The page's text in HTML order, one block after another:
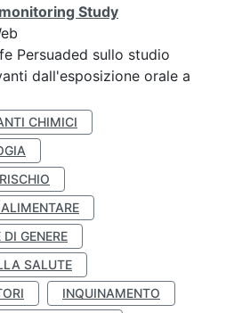
Study
Persuaded sullo studio
dall'esposizione orale a
CHIMICI
DI GENERE
SALUTE
INQUINAMENTO